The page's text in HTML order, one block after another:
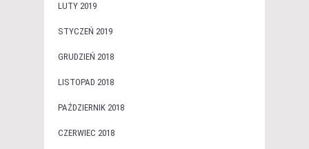
LUTY 2019
STYCZEŃ 2019
GRUDZIEŃ 2018
LISTOPAD 2018
PAŹDZIERNIK 2018
CZERWIEC 2018